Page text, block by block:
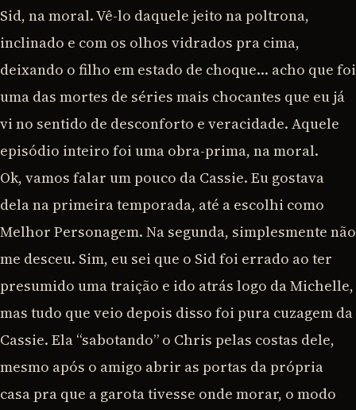
Sid, na moral. Vê-lo daquele jeito na poltrona,
inclinado e com os olhos vidrados pra cima,
deixando o filho em estado de choque… acho que foi
uma das mortes de séries mais chocantes que eu já
vi no sentido de desconforto e veracidade. Aquele
episódio inteiro foi uma obra-prima, na moral.
Ok, vamos falar um pouco da Cassie. Eu gostava
dela na primeira temporada, até a escolhi como
Melhor Personagem. Na segunda, simplesmente não
me desceu. Sim, eu sei que o Sid foi errado ao ter
presumido uma traição e ido atrás logo da Michelle,
mas tudo que veio depois disso foi pura cuzagem da
Cassie. Ela “sabotando” o Chris pelas costas dele,
mesmo após o amigo abrir as portas da própria
casa pra que a garota tivesse onde morar, o modo